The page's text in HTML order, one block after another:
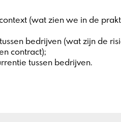
(wat zien we in de
bedrijven (wat zijn de
contract);
tussen bedrijven.